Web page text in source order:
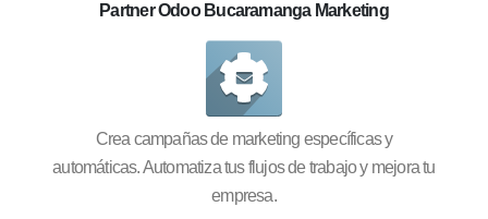
Partner Odoo Bucaramanga Marketing
Crea campañas de marketing específicas y
automáticas. Automatiza tus flujos de trabajo y mejora tu
empresa.